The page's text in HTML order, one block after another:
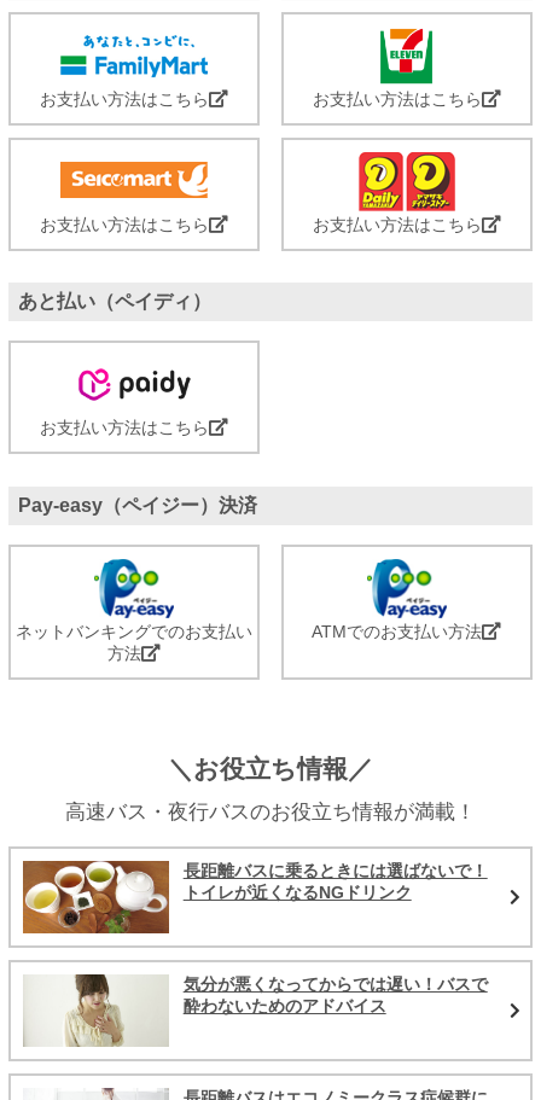
お支払い方法はこちら お支払い方法はこちら
お支払い方法はこちら お支払い方法はこちら
あと払い（ペイディ）
お支払い方法はこちら
Pay-easy（ペイジー）決済
ネットバンキングでのお支払い
方法
ATMでのお支払い方法
＼お役立ち情報／
高速バス・夜行バスのお役立ち情報が満載！
長距離バスに乗るときには選ばないで！
トイレが近くなるNGドリンク
気分が悪くなってからでは遅い！バスで
酔わないためのアドバイス